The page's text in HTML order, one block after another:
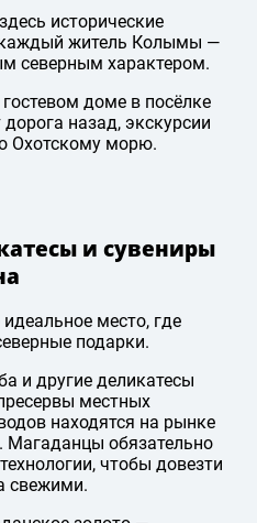
исторические
житель Колымы —
северным характером.
доме в посёлке
назад, экскурсии
Охотскому морю.
и сувениры
место, где
подарки.
и другие деликатесы
местных
находятся на рынке
Магаданцы обязательно
чтобы довезти
свежими.